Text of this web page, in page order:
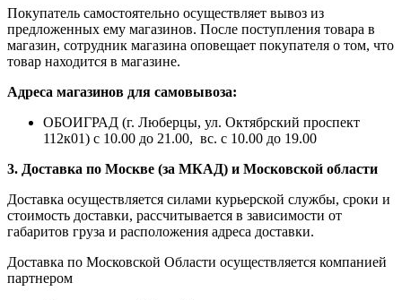
Покупатель самостоятельно осуществляет вывоз из
предложенных ему магазинов. После поступления товара в
магазин, сотрудник магазина оповещает покупателя о том, что
товар находится в магазине.
Адреса магазинов для самовывоза:
ОБОИГРАД (г. Люберцы, ул. Октябрский проспект
112к01) с 10.00 до 21.00, вс. с 10.00 до 19.00
3. Доставка по Москве (за МКАД) и Московской области
Доставка осуществляется силами курьерской службы, сроки и
стоимость доставки, рассчитывается в зависимости от
габаритов груза и расположения адреса доставки.
Доставка по Московской Области осуществляется компанией
партнером